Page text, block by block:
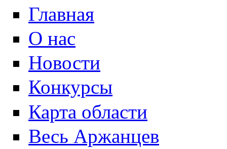
Главная
О нас
Новости
Конкурсы
Карта области
Весь Аржанцев